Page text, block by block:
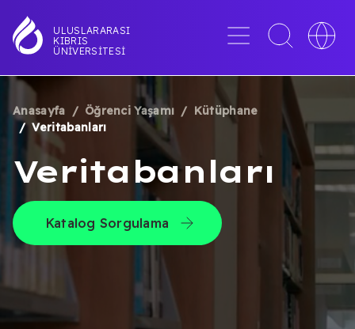
içeriğe
atla
ULUSLARARASI
KIBRIS
ÜNIVERSITESI
Menü
Toggle
search
Toggle
SAYFA
YOLU
Anasayfa Öğrenci Yaşamı
Kütüphane
Veritabanları
Veritabanları
Katalog Sorgulama